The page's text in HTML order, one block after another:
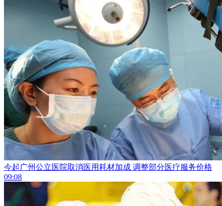
今起广州公立医院取消医用耗材加成 调整部分医疗服务价格
09:08